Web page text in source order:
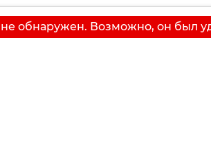
не обнаружен. Возможно, он был